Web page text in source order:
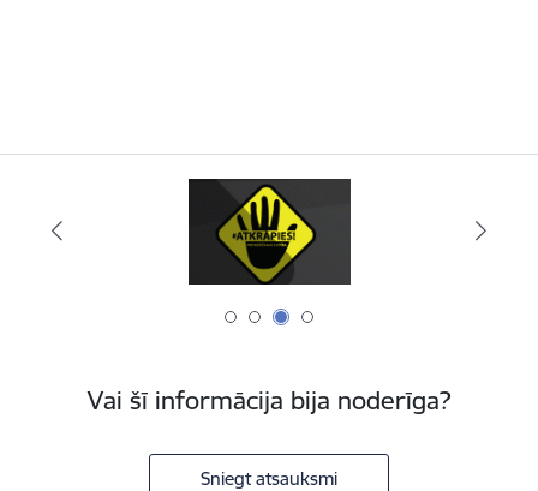
Vai šī informācija bija noderīga?
Sniegt atsauksmi